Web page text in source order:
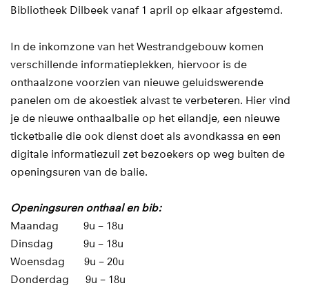
Bibliotheek Dilbeek vanaf 1 april op elkaar afgestemd.
In de inkomzone van het Westrandgebouw komen
verschillende informatieplekken, hiervoor is de
onthaalzone voorzien van nieuwe geluidswerende
panelen om de akoestiek alvast te verbeteren. Hier vind
je de nieuwe onthaalbalie op het eilandje, een nieuwe
ticketbalie die ook dienst doet als avondkassa en een
digitale informatiezuil zet bezoekers op weg buiten de
openingsuren van de balie.
Openingsuren onthaal en bib:
Maandag 9u – 18u
Dinsdag 9u – 18u
Woensdag 9u – 20u
Donderdag 9u – 18u